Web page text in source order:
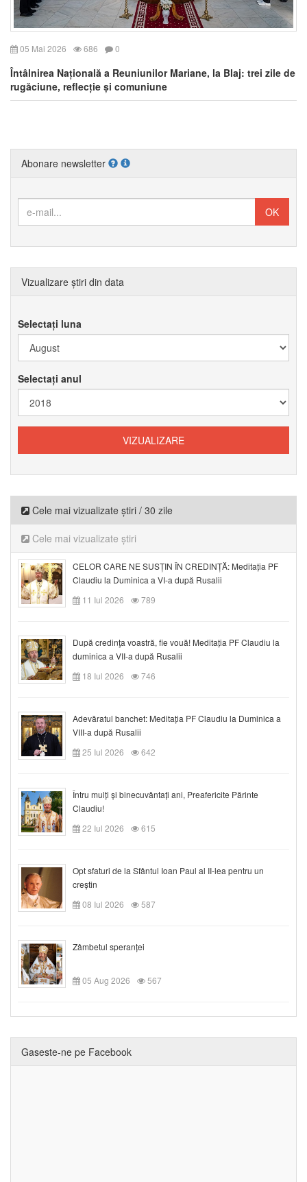
05 Mai 2026 686 0
Întâlnirea Națională a Reuniunilor Mariane, la Blaj: trei zile de
rugăciune, reflecție și comuniune
Abonare newsletter
Vizualizare știri din data
Selectați luna
Selectați anul
Cele mai vizualizate știri / 30 zile
Cele mai vizualizate știri
CELOR CARE NE SUSȚIN ÎN CREDINȚĂ: Meditația PF
Claudiu la Duminica a VI-a după Rusalii
11 Iul 2026
789
După credinţa voastră, fie vouă! Meditația PF Claudiu la
duminica a VII-a după Rusalii
18 Iul 2026
746
Adevăratul banchet: Meditația PF Claudiu la Duminica a
VIII-a după Rusalii
25 Iul 2026
642
Întru mulți și binecuvântați ani, Preafericite Părinte
Claudiu!
22 Iul 2026
615
Opt sfaturi de la Sfântul Ioan Paul al II-lea pentru un
creștin
08 Iul 2026
587
Zâmbetul speranței
05 Aug 2026 567
Gaseste-ne pe Facebook